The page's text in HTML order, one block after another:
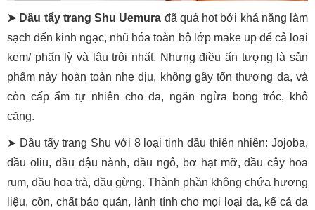
➤ Dầu tẩy trang Shu Uemura đã quá hot bởi khả năng làm
sạch đến kinh ngạc, nhũ hóa toàn bộ lớp make up để cả loại
kem/ phấn lỳ và lâu trôi nhất. Nhưng điều ấn tượng là sản
phẩm này hoàn toàn nhẹ dịu, không gây tổn thương da, và
còn cấp ẩm tự nhiên cho da, ngăn ngừa bong tróc, khô
căng.
➤ Dầu tẩy trang Shu với 8 loại tinh dầu thiên nhiên: Jojoba,
dầu oliu, dầu đậu nành, dầu ngô, bơ hạt mỡ, dầu cây hoa
rum, dầu hoa trà, dầu gừng. Thành phần không chứa hương
liệu, cồn, chất bảo quản, lành tính cho mọi loại da, kể cả da